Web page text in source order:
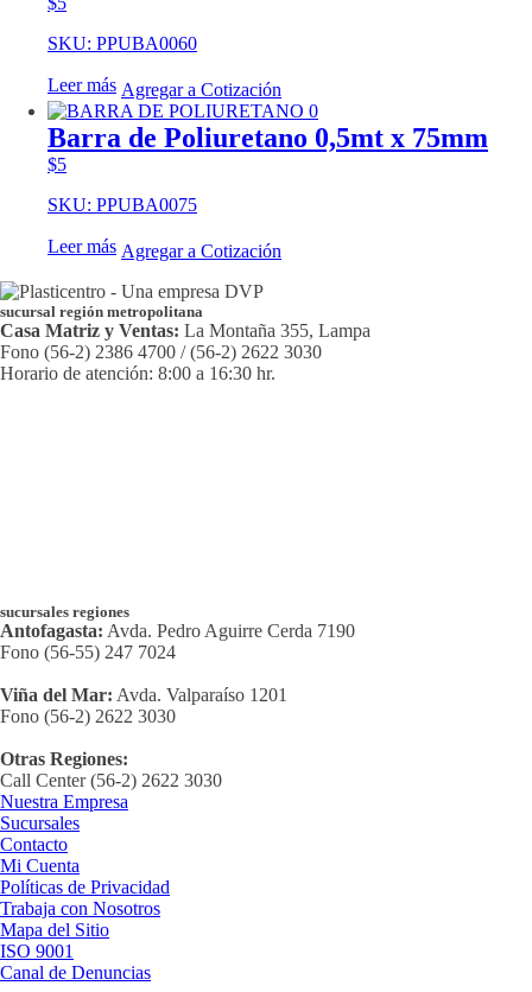
SKU: PPUBA0060
Leer más Agregar a Cotización
Barra de Poliuretano 0,5mt x 75mm
$5
SKU: PPUBA0075
Leer más Agregar a Cotización
sucursal región metropolitana
Casa Matriz y Ventas: La Montaña 355, Lampa
Fono (56-2) 2386 4700 / (56-2) 2622 3030
Horario de atención: 8:00 a 16:30 hr.
sucursales regiones
Antofagasta: Avda. Pedro Aguirre Cerda 7190
Fono (56-55) 247 7024
Viña del Mar: Avda. Valparaíso 1201
Fono (56-2) 2622 3030
Otras Regiones:
Call Center (56-2) 2622 3030
Nuestra Empresa
Sucursales
Contacto
Mi Cuenta
Políticas de Privacidad
Trabaja con Nosotros
Mapa del Sitio
ISO 9001
Canal de Denuncias